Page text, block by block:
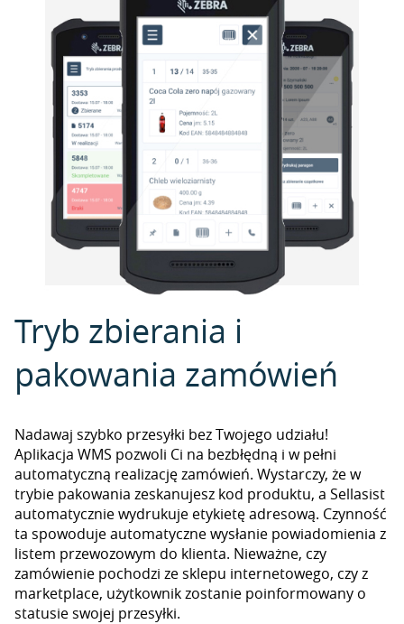
Tryb zbierania i
pakowania zamówień
Nadawaj szybko przesyłki bez Twojego udziału!
Aplikacja WMS pozwoli Ci na bezbłędną i w pełni
automatyczną realizację zamówień. Wystarczy, że w
trybie pakowania zeskanujesz kod produktu, a Sellasist
automatycznie wydrukuje etykietę adresową. Czynność
ta spowoduje automatyczne wysłanie powiadomienia z
listem przewozowym do klienta. Nieważne, czy
zamówienie pochodzi ze sklepu internetowego, czy z
marketplace, użytkownik zostanie poinformowany o
statusie swojej przesyłki.